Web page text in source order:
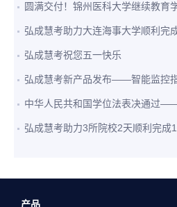
圆满交付！锦州医科大学继续教育
弘成慧考助力大连海事大学顺利完
弘成慧考祝您五一快乐
弘成慧考新产品发布——智能监控
中华人民共和国学位法表决通过
弘成慧考助力3所院校2天顺利完成
产品